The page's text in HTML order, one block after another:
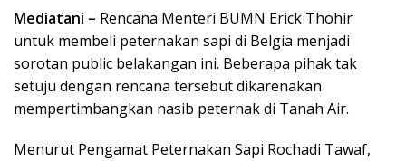
Mediatani – Rencana Menteri BUMN Erick Thohir
untuk membeli peternakan sapi di Belgia menjadi
sorotan public belakangan ini. Beberapa pihak tak
setuju dengan rencana tersebut dikarenakan
mempertimbangkan nasib peternak di Tanah Air.
Menurut Pengamat Peternakan Sapi Rochadi Tawaf,